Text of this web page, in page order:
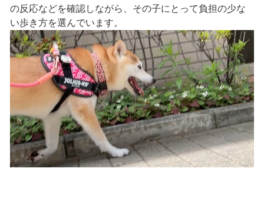
の反応などを確認しながら、その子にとって負担の少な
い歩き方を選んでいます。